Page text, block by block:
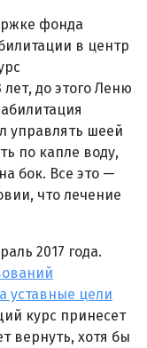
фонда
в центр
лет, до этого Леню
управлять шеей
по капле воду,
бок. Все это —
что лечение
2017 года.
уставные цели
курс принесет
вернуть, хотя бы